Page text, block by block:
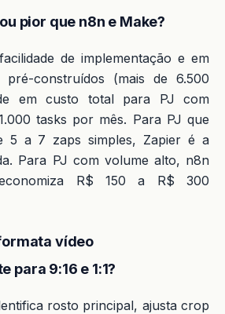
pior que n8n e Make?
de implementação e em
construídos (mais de 6.500
em custo total para PJ com
tasks por mês. Para PJ que
5 a 7 zaps simples, Zapier é a
Para PJ com volume alto, n8n
economiza R$ 150 a R$ 300
vídeo
para 9:16 e 1:1?
rosto principal, ajusta crop